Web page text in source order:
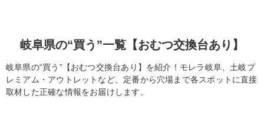
岐阜県の“買う”一覧【おむつ交換台あり】
岐阜県の“買う”【おむつ交換台あり】を紹介！モレラ岐阜、土岐プ
レミアム・アウトレットなど、定番から穴場まで各スポットに直接
取材した正確な情報をお届けします。